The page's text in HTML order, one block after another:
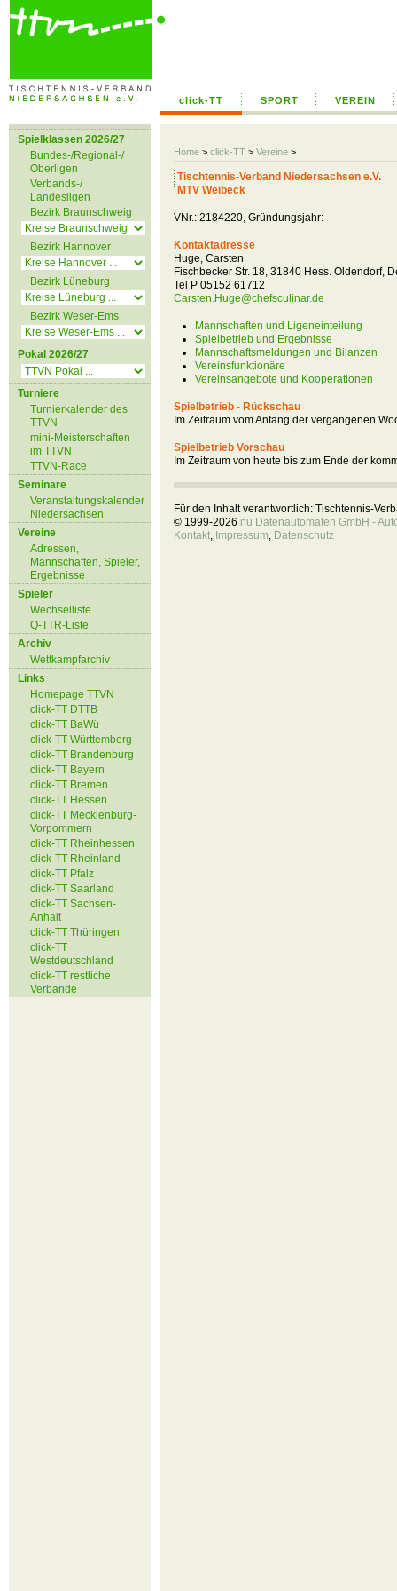
click-TT SPORT VEREIN
Home > click-TT > Vereine >
Spielklassen 2026/27
Bundes-/Regional-/
Oberligen
Verbands-/
Landesligen
Bezirk Braunschweig
Bezirk Hannover
Bezirk Lüneburg
Bezirk Weser-Ems
Pokal 2026/27
Turniere
Turnierkalender des
TTVN
mini-Meisterschaften
im TTVN
TTVN-Race
Seminare
Veranstaltungskalender
Niedersachsen
Vereine
Adressen,
Mannschaften, Spieler,
Ergebnisse
Spieler
Wechselliste
Q-TTR-Liste
Archiv
Wettkampfarchiv
Links
Homepage TTVN
click-TT DTTB
click-TT BaWü
click-TT Württemberg
click-TT Brandenburg
click-TT Bayern
click-TT Bremen
click-TT Hessen
click-TT Mecklenburg-
Vorpommern
click-TT Rheinhessen
click-TT Rheinland
click-TT Pfalz
click-TT Saarland
click-TT Sachsen-
Anhalt
click-TT Thüringen
click-TT
Westdeutschland
click-TT restliche
Verbände
Tischtennis-Verband Niedersachsen e.V.
MTV Weibeck
VNr.: 2184220, Gründungsjahr: -
Kontaktadresse
Huge, Carsten
Fischbecker Str. 18, 31840 Hess. Oldendorf,
Tel P 05152 61712
Carsten.Huge@chefsculinar.de
Mannschaften und Ligeneinteilung
Spielbetrieb und Ergebnisse
Mannschaftsmeldungen und Bilanzen
Vereinsfunktionäre
Vereinsangebote und Kooperationen
Spielbetrieb - Rückschau
Im Zeitraum vom Anfang der vergangenen
Spielbetrieb Vorschau
Im Zeitraum von heute bis zum Ende der
Für den Inhalt verantwortlich: Tischtennis-
© 1999-2026 nu Datenautomaten GmbH -
Kontakt, Impressum, Datenschutz